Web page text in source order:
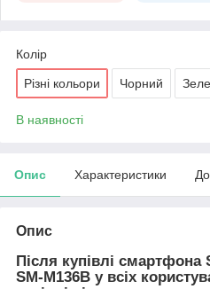
Колір
Різні кольори Чорний
В наявності
Опис Характеристики
Опис
Після купівлі смартфона
SM-M136B у всіх